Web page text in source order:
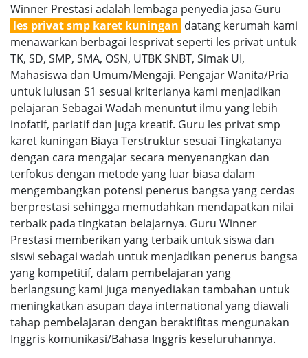
Winner Prestasi adalah lembaga penyedia jasa Guru
les privat smp karet kuningan datang kerumah kami
menawarkan berbagai lesprivat seperti les privat untuk
TK, SD, SMP, SMA, OSN, UTBK SNBT, Simak UI,
Mahasiswa dan Umum/Mengaji. Pengajar Wanita/Pria
untuk lulusan S1 sesuai kriterianya kami menjadikan
pelajaran Sebagai Wadah menuntut ilmu yang lebih
inofatif, pariatif dan juga kreatif. Guru les privat smp
karet kuningan Biaya Terstruktur sesuai Tingkatanya
dengan cara mengajar secara menyenangkan dan
terfokus dengan metode yang luar biasa dalam
mengembangkan potensi penerus bangsa yang cerdas
berprestasi sehingga memudahkan mendapatkan nilai
terbaik pada tingkatan belajarnya. Guru Winner
Prestasi memberikan yang terbaik untuk siswa dan
siswi sebagai wadah untuk menjadikan penerus bangsa
yang kompetitif, dalam pembelajaran yang
berlangsung kami juga menyediakan tambahan untuk
meningkatkan asupan daya international yang diawali
tahap pembelajaran dengan beraktifitas mengunakan
Inggris komunikasi/Bahasa Inggris keseluruhannya.